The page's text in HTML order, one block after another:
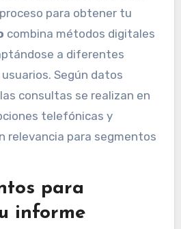
para obtener tu
combina métodos digitales
a diferentes
Según datos
consultas se realizan en
telefónicas y
relevancia para segmentos
para
informe